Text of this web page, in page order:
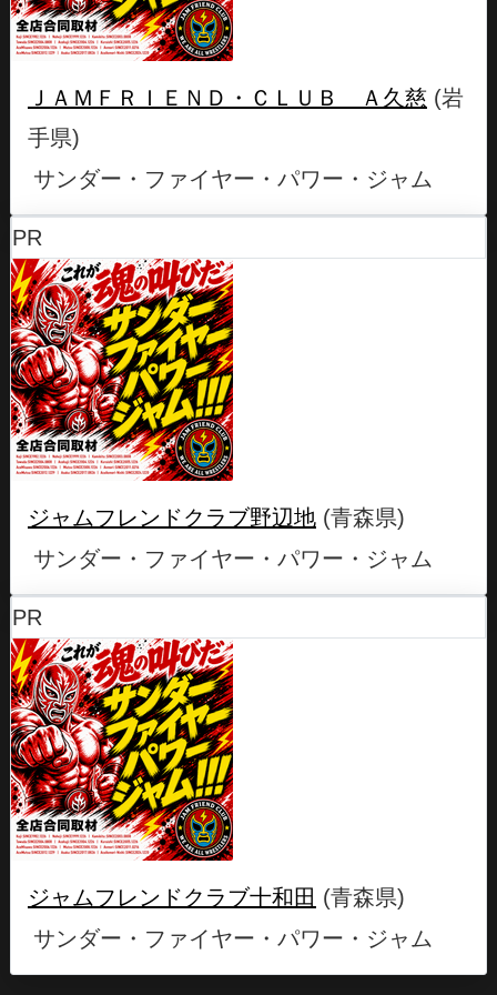
ＪＡＭＦＲＩＥＮＤ・ＣＬＵＢ Ａ久慈 (岩
手県)
サンダー・ファイヤー・パワー・ジャム
PR
ジャムフレンドクラブ野辺地 (青森県)
サンダー・ファイヤー・パワー・ジャム
PR
ジャムフレンドクラブ十和田 (青森県)
サンダー・ファイヤー・パワー・ジャム